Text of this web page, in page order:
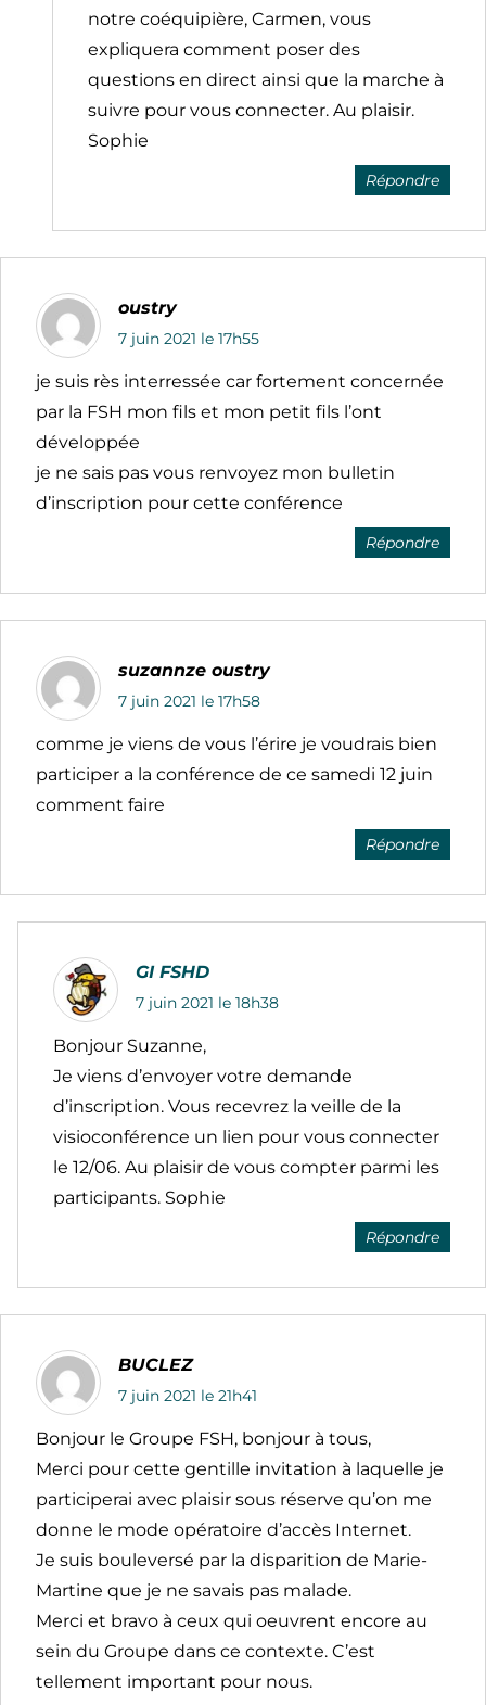
notre coéquipière, Carmen, vous
expliquera comment poser des
questions en direct ainsi que la marche à
suivre pour vous connecter. Au plaisir.
Sophie
Répondre
oustry
7 juin 2021 le 17h55
je suis rès interressée car fortement concernée
par la FSH mon fils et mon petit fils l’ont
développée
je ne sais pas vous renvoyez mon bulletin
d’inscription pour cette conférence
Répondre
suzannze oustry
7 juin 2021 le 17h58
comme je viens de vous l’érire je voudrais bien
participer a la conférence de ce samedi 12 juin
comment faire
Répondre
GI FSHD
7 juin 2021 le 18h38
Bonjour Suzanne,
Je viens d’envoyer votre demande
d’inscription. Vous recevrez la veille de la
visioconférence un lien pour vous connecter
le 12/06. Au plaisir de vous compter parmi les
participants. Sophie
Répondre
BUCLEZ
7 juin 2021 le 21h41
Bonjour le Groupe FSH, bonjour à tous,
Merci pour cette gentille invitation à laquelle je
participerai avec plaisir sous réserve qu’on me
donne le mode opératoire d’accès Internet.
Je suis bouleversé par la disparition de Marie-
Martine que je ne savais pas malade.
Merci et bravo à ceux qui oeuvrent encore au
sein du Groupe dans ce contexte. C’est
tellement important pour nous.